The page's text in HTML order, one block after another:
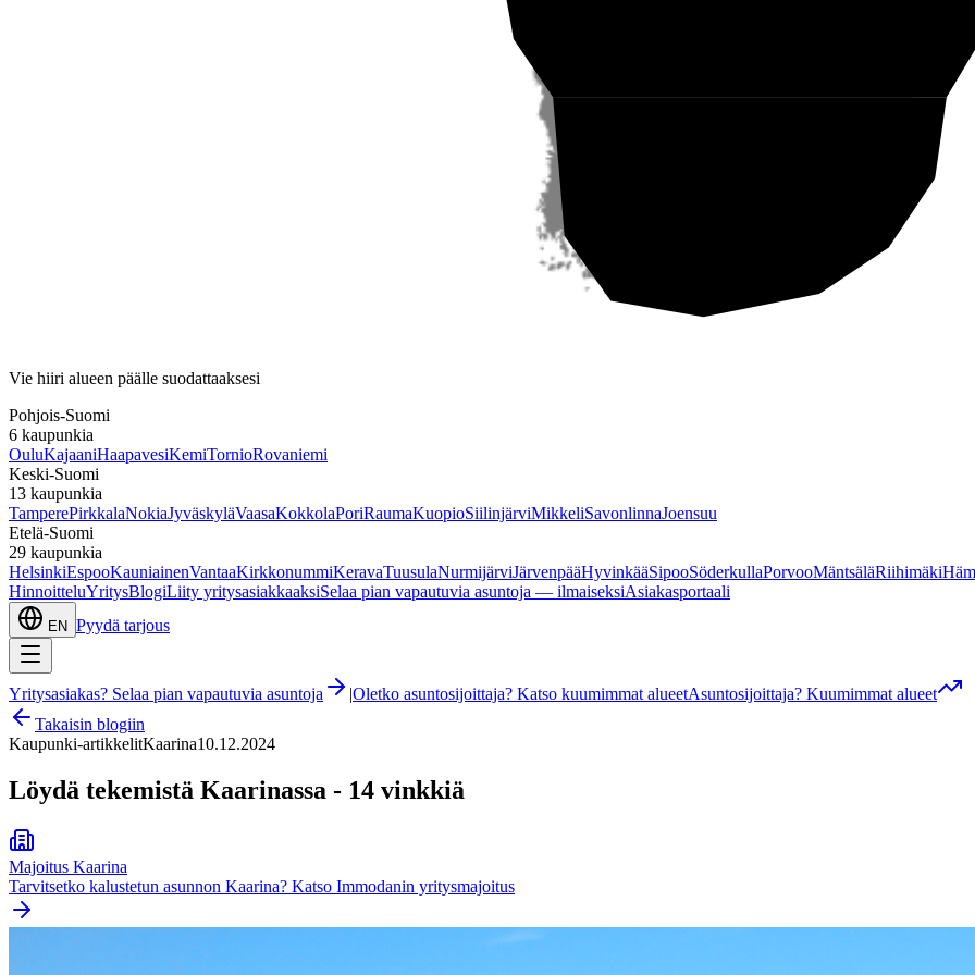
Vie hiiri alueen päälle suodattaaksesi
Pohjois-Suomi
6 kaupunkia
OuluKajaaniHaapavesiKemiTornioRovaniemi
Keski-Suomi
13 kaupunkia
TamperePirkkalaNokiaJyväskyläVaasaKokkolaPoriRaumaKuopioSiilinjärviMikkeliSavonlinnaJoensuu
Etelä-Suomi
29 kaupunkia
HelsinkiEspooKauniainenVantaaKirkkonummiKeravaTuusulaNurmijärviJärvenpääHyvinkääSipooSöderkullaPorvooMäntsäläRiihimäki
HinnoitteluYritysBlogiLiity yritysasiakkaaksiSelaa pian vapautuvia asuntoja — ilmaiseksiAsiakasportaali
EN Pyydä tarjous
Yritysasiakas? Selaa pian vapautuvia asuntoja |Oletko asuntosijoittaja? Katso kuumimmat alueetAsuntosijoittaja? Kuumimmat alueet
Takaisin blogiin
Kaupunki-artikkelitKaarina10.12.2024
Löydä tekemistä Kaarinassa - 14 vinkkiä
Majoitus Kaarina
Tarvitsetko kalustetun asunnon Kaarina? Katso Immodanin yritysmajoitus